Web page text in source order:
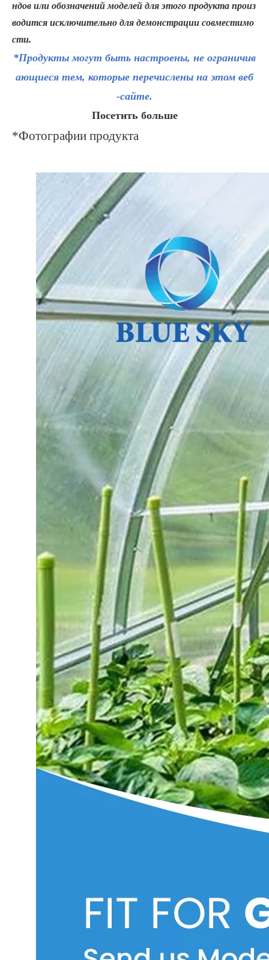
ндов или обозначений моделей для этого продукта произ
водится исключительно для демонстрации совместимо
сти.
*Продукты могут быть настроены, не ограничив
ающиеся тем, которые перечислены на этом веб
-сайте.
Посетить больше
*Фотографии продукта